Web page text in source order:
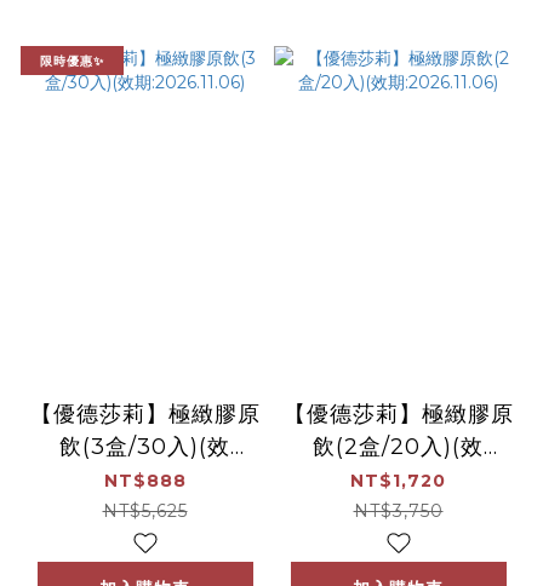
限時優惠✨
【優德莎莉】極緻膠原
飲(3盒/30入)(效
期:2026.11.06)
NT$888
NT$5,625
【優德莎莉】極緻膠原
飲(2盒/20入)(效
期:2026.11.06)
NT$1,720
NT$3,750